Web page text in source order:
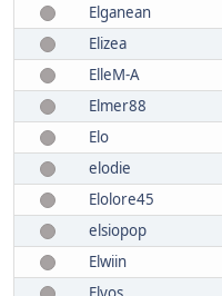
Elganean
Elizea
ElleM-A
Elmer88
Elo
elodie
Elolore45
elsiopop
Elwiin